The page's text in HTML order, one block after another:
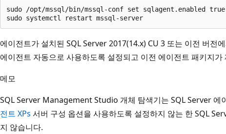
sudo /opt/mssql/bin/mssql-conf set sqlagent.enabled true
에이전트가 설치된 SQL Server 2017(14.x) CU 3 또는 이전 버전
에이전트 자동으로 사용하도록 설정되고 이전 에이전트 패키지가
메모
SQL Server Management Studio 개체 탐색기는 SQL Server 에
전트 XPs 서버 구성 옵션을 사용하도록 설정하지 않는 한 SQL
지 않습니다.